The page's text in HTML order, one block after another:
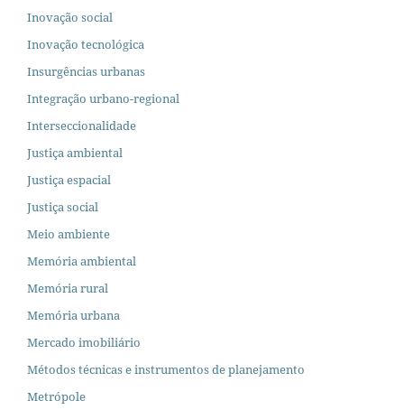
Inovação social
Inovação tecnológica
Insurgências urbanas
Integração urbano-regional
Interseccionalidade
Justiça ambiental
Justiça espacial
Justiça social
Meio ambiente
Memória ambiental
Memória rural
Memória urbana
Mercado imobiliário
Métodos técnicas e instrumentos de planejamento
Metrópole